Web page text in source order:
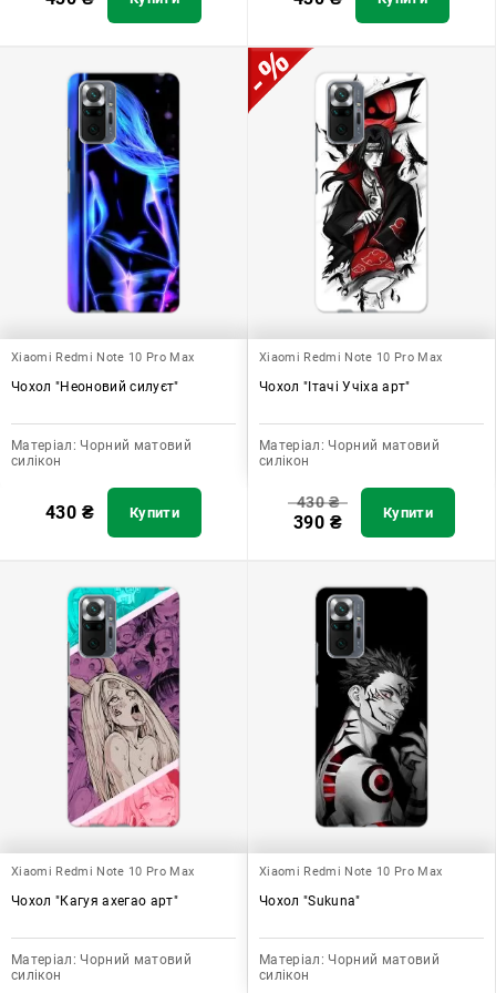
Xiaomi Redmi Note 10 Pro Max
Чохол "Неоновий силуєт"
Матеріал: Чорний матовий
силікон
430 ₴ Купити
Xiaomi Redmi Note 10 Pro Max
Чохол "Ітачі Учіха арт"
Матеріал: Чорний матовий
силікон
430₴
390 ₴ Купити
Xiaomi Redmi Note 10 Pro Max
Чохол "Кагуя ахегао арт"
Матеріал: Чорний матовий
силікон
Xiaomi Redmi Note 10 Pro Max
Чохол "Sukuna"
Матеріал: Чорний матовий
силікон